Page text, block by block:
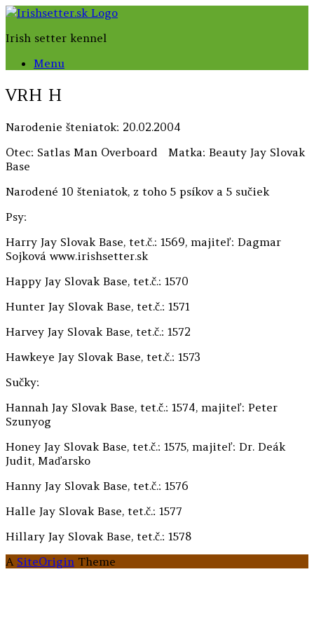
Skip
content
Irish setter kennel
Menu
VRH H
Narodenie šteniatok: 20.02.2004
Otec: Satlas Man Overboard Matka: Beauty Jay Slovak
Base
Narodené 10 šteniatok, z toho 5 psíkov a 5 sučiek
Psy:
Harry Jay Slovak Base, tet.č.: 1569, majiteľ: Dagmar
Sojková www.irishsetter.sk
Happy Jay Slovak Base, tet.č.: 1570
Hunter Jay Slovak Base, tet.č.: 1571
Harvey Jay Slovak Base, tet.č.: 1572
Hawkeye Jay Slovak Base, tet.č.: 1573
Sučky:
Hannah Jay Slovak Base, tet.č.: 1574, majiteľ: Peter
Szunyog
Honey Jay Slovak Base, tet.č.: 1575, majiteľ: Dr. Deák
Judit, Maďarsko
Hanny Jay Slovak Base, tet.č.: 1576
Halle Jay Slovak Base, tet.č.: 1577
Hillary Jay Slovak Base, tet.č.: 1578
A SiteOrigin Theme